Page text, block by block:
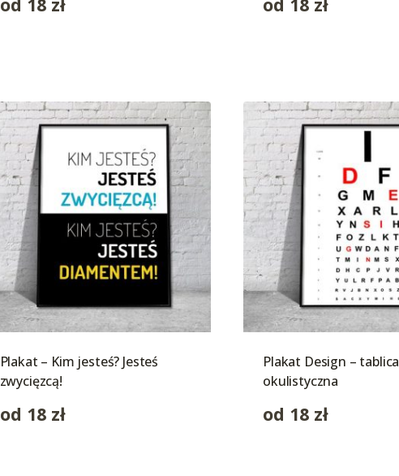
od 18 zł od 18 zł
Plakat – Kim jesteś? Jesteś
zwycięzcą!
od 18 zł
Plakat Design – tablica
okulistyczna
od 18 zł